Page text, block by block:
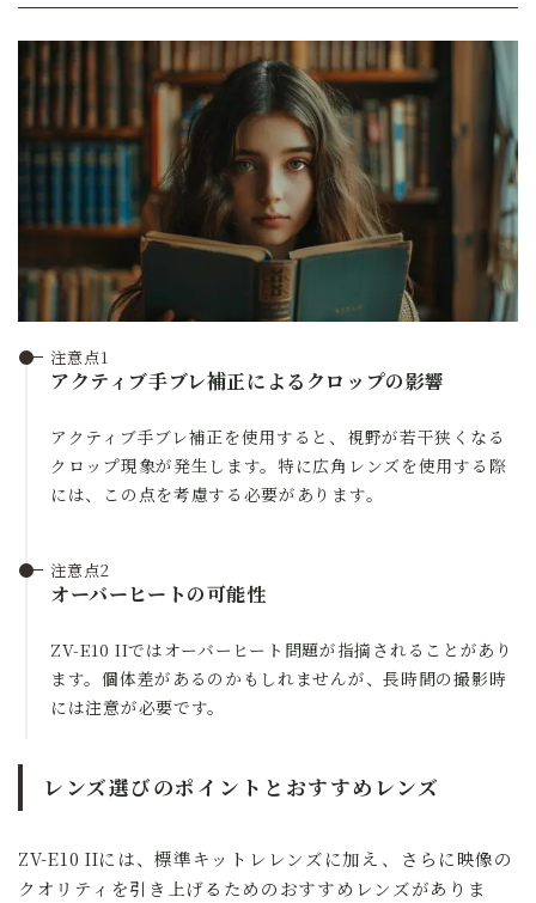
注意点1
アクティブ手ブレ補正によるクロップの影響
アクティブ手ブレ補正を使用すると、視野が若干狭くなる
クロップ現象が発生します。特に広角レンズを使用する際
には、この点を考慮する必要があります。
注意点2
オーバーヒートの可能性
ZV-E10 IIではオーバーヒート問題が指摘されることがあり
ます。個体差があるのかもしれませんが、長時間の撮影時
には注意が必要です。
レンズ選びのポイントとおすすめレンズ
ZV-E10 IIには、標準キットレレンズに加え、さらに映像の
クオリティを引き上げるためのおすすめレンズがありま